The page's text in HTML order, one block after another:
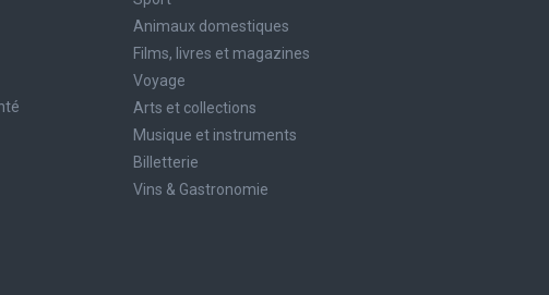
Animaux domestiques
Films, livres et magazines
Voyage
Arts et collections
Musique et instruments
Billetterie
Vins & Gastronomie